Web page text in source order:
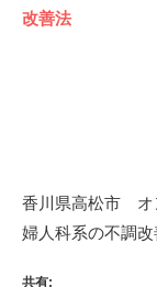
改善法
香川県高松市 オ
婦人科系の不調
共有: